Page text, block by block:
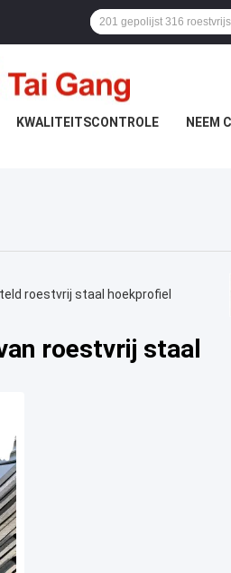
KWALITEITSCONTROLE NEEM
roestvrij staal hoekprofiel
roestvrij staal